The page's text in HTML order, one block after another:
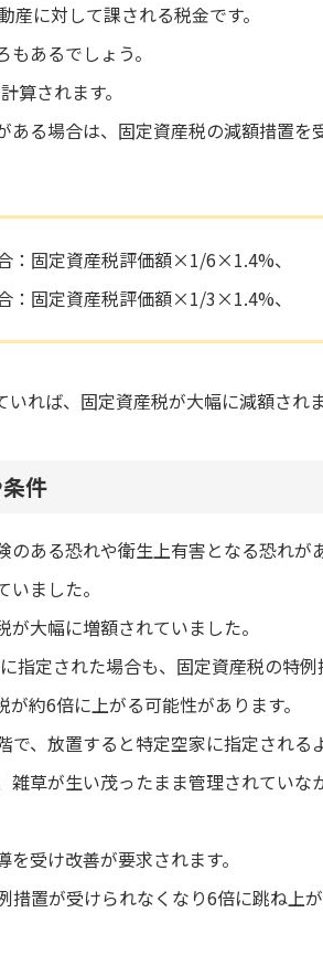
に対して課される税金です。
あるでしょう。
算されます。
る場合は、固定資産税の減額措置を
：固定資産税評価額×1/6×1.4%、
：固定資産税評価額×1/3×1.4%、
れば、固定資産税が大幅に減額され
件
のある恐れや衛生上有害となる恐れが
ました。
大幅に増額されていました。
指定された場合も、固定資産税の特
約6倍に上がる可能性があります。
、放置すると特定空家に指定される
草が生い茂ったまま管理されていな
受け改善が要求されます。
置が受けられなくなり6倍に跳ね上